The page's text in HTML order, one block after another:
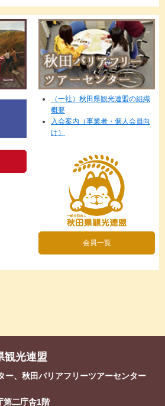
（一社）秋田県観光連盟の組織
概要
入会案内（事業者・個人会員向
け）
会員一覧
観光連盟
ー、秋田バリアフリーツアーセンター
第二庁舎1階